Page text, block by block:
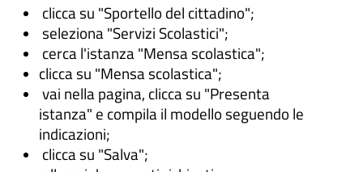
clicca su "Sportello del cittadino";
seleziona "Servizi Scolastici";
cerca l'istanza "Mensa scolastica";
clicca su "Mensa scolastica";
vai nella pagina, clicca su "Presenta
istanza" e compila il modello seguendo le
indicazioni;
clicca su "Salva";